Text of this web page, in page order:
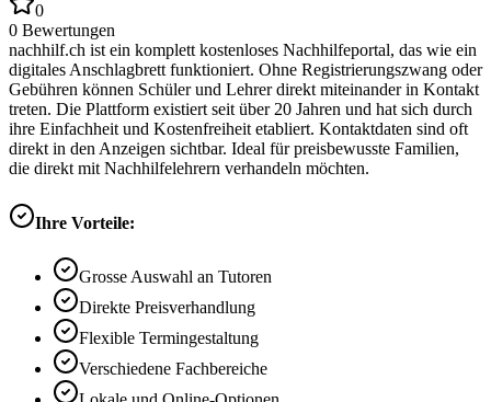
0
0 Bewertungen
nachhilf.ch ist ein komplett kostenloses Nachhilfeportal, das wie ein
digitales Anschlagbrett funktioniert. Ohne Registrierungszwang oder
Gebühren können Schüler und Lehrer direkt miteinander in Kontakt
treten. Die Plattform existiert seit über 20 Jahren und hat sich durch
ihre Einfachheit und Kostenfreiheit etabliert. Kontaktdaten sind oft
direkt in den Anzeigen sichtbar. Ideal für preisbewusste Familien,
die direkt mit Nachhilfelehrern verhandeln möchten.
Ihre Vorteile:
Grosse Auswahl an Tutoren
Direkte Preisverhandlung
Flexible Termingestaltung
Verschiedene Fachbereiche